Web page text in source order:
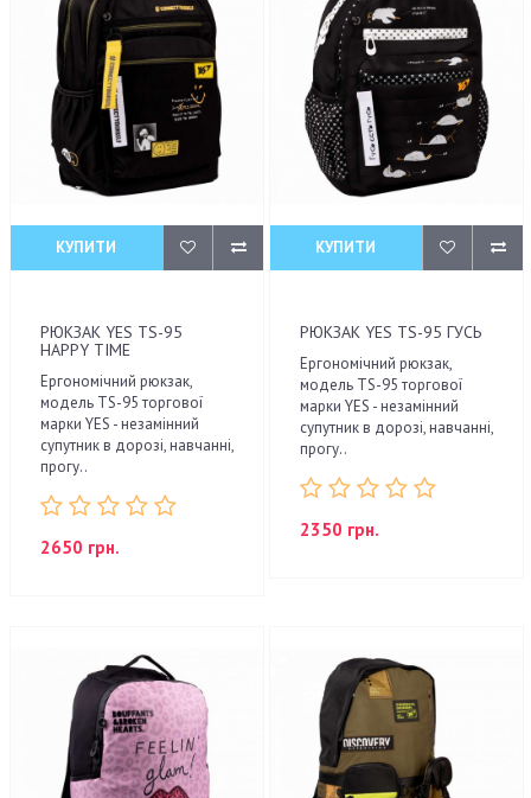
КУПИТИ
РЮКЗАК YES TS-95
HAPPY TIME
Ергономічний рюкзак,
модель TS-95 торгової
марки YES - незамінний
супутник в дорозі, навчанні,
прогу..
2650 грн.
КУПИТИ
РЮКЗАК YES TS-95 ГУСЬ
Ергономічний рюкзак,
модель TS-95 торгової
марки YES - незамінний
супутник в дорозі, навчанні,
прогу..
2350 грн.